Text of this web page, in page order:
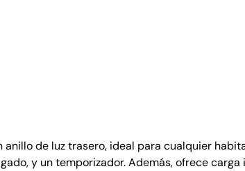
de luz trasero, ideal para cualquier
y un temporizador. Además, ofrece